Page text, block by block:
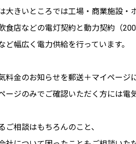
大きいところでは工場・商業施設・
食店などの電灯契約と動力契約（
ど幅広く電力供給を行っています。
料金のお知らせを郵送＋マイページ
ージのみでご確認いただく方には電
ご相談はもちろんのこと、